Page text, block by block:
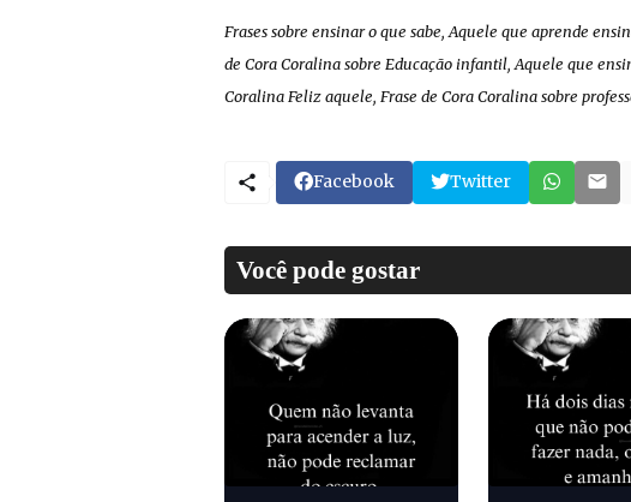
Frases sobre ensinar o que sabe, Aquele que aprende
de Cora Coralina sobre Educação infantil, Aquele que
Coralina Feliz aquele, Frase de Cora Coralina sobre
Facebook Twitter
Você pode gostar